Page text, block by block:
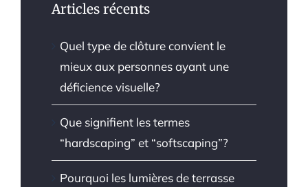
Articles récents
Quel type de clôture convient le
mieux aux personnes ayant une
déficience visuelle?
Que signifient les termes
“hardscaping” et “softscaping”?
Pourquoi les lumières de terrasse